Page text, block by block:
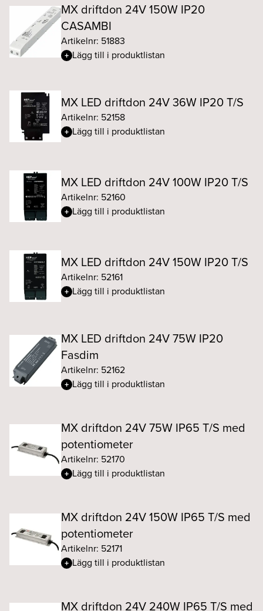
MX driftdon 24V 150W IP20
CASAMBI
Artikelnr: 51883
Lägg till i produktlistan
MX LED driftdon 24V 36W IP20 T/S
Artikelnr: 52158
Lägg till i produktlistan
MX LED driftdon 24V 100W IP20 T/S
Artikelnr: 52160
Lägg till i produktlistan
MX LED driftdon 24V 150W IP20 T/S
Artikelnr: 52161
Lägg till i produktlistan
MX LED driftdon 24V 75W IP20
Fasdim
Artikelnr: 52162
Lägg till i produktlistan
MX driftdon 24V 75W IP65 T/S med
potentiometer
Artikelnr: 52170
Lägg till i produktlistan
MX driftdon 24V 150W IP65 T/S med
potentiometer
Artikelnr: 52171
Lägg till i produktlistan
MX driftdon 24V 240W IP65 T/S med